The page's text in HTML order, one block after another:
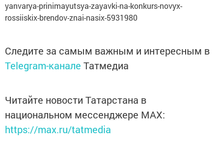
yanvarya-prinimayutsya-zayavki-na-konkurs-novyx-
rossiiskix-brendov-znai-nasix-5931980
Следите за самым важным и интересным в
Telegram-канале Татмедиа
Читайте новости Татарстана в
национальном мессенджере MАХ:
https://max.ru/tatmedia